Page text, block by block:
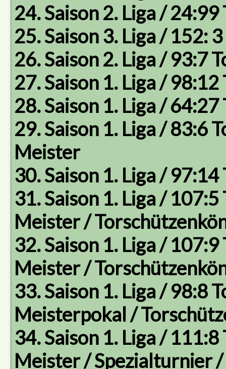
24. Saison 2. Liga /
25. Saison 3. Liga / 152:
26. Saison 2. Liga / 93:7
27. Saison 1. Liga /
28. Saison 1. Liga /
29. Saison 1. Liga / 83:6
Meister
30. Saison 1. Liga /
31. Saison 1. Liga /
Meister /
32. Saison 1. Liga /
Meister /
33. Saison 1. Liga / 98:8
Meisterpokal /
34. Saison 1. Liga /
Meister / Spezialturnier